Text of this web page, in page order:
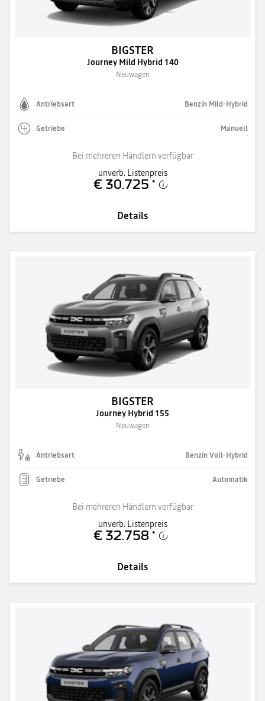
BIGSTER
Journey Mild Hybrid 140
Neuwagen
Antriebsart Benzin Mild-Hybrid
Getriebe Manuell
Bei mehreren Händlern verfügbar
unverb. Listenpreis
€ 30.725 *
Details
BIGSTER
Journey Hybrid 155
Neuwagen
Antriebsart Benzin Voll-Hybrid
Getriebe Automatik
Bei mehreren Händlern verfügbar
unverb. Listenpreis
€ 32.758 *
Details